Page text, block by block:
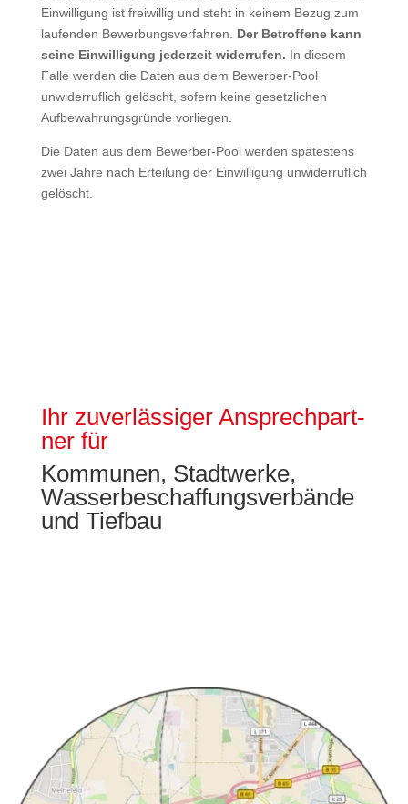
Einwilligung ist freiwillig und steht in keinem Bezug zum
laufenden Bewerbungsverfahren. Der Betroffene kann
seine Einwilligung jederzeit widerrufen. In diesem
Falle werden die Daten aus dem Bewerber-Pool
unwiderruflich gelöscht, sofern keine gesetzlichen
Aufbewahrungsgründe vorliegen.
Die Daten aus dem Bewerber-Pool werden spätestens
zwei Jahre nach Erteilung der Einwilligung unwiderruflich
gelöscht.
Ihr zu­ver­läs­si­ger An­sprech­part­
ner für
Kom­mu­nen, Stadt­werke,
Wasser­be­schaf­fungs­ver­bän­de
und Tief­bau